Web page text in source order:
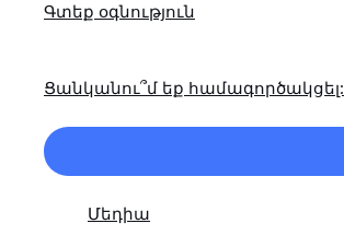
Գտեք օգնություն
Ցանկանու՞մ եք համագործակցել:
Մեդիա